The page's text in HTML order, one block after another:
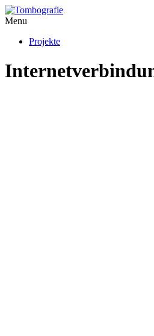
Menu
Projekte